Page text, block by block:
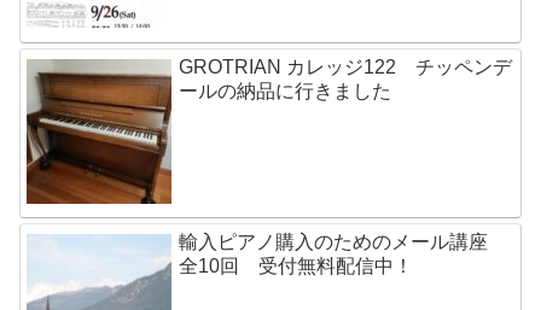
GROTRIAN カレッジ122 チッペンデ
ールの納品に行きました
輸入ピアノ購入のためのメール講座
全10回 受付無料配信中！